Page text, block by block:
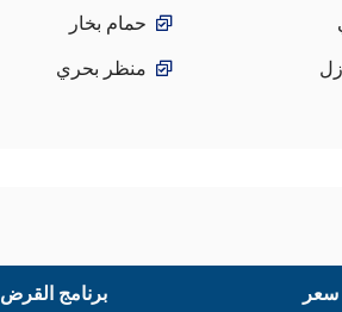
حمام بخار
منظر بحري
سعر برنامج القرض